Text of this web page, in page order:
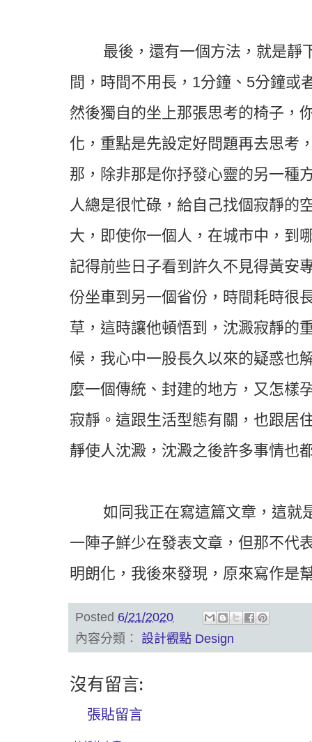
最後，還有一個方法，就是靜
間，時間不用長， 1分鐘、 5分鐘或
然後獨自的坐上那張思考的椅子，
化，重點是先設定好問題再去思考
那，除非那是你抒發心靈的另一種
人總是很忙碌，給自己找個寂靜的
大，即使你一個人，在城市中，到
記得前些日子看到許久不見得黃安
份坐車到另一個省份，時間耗時很
草，這時讓他頓悟到，沈澱寂靜的
候，我心中一股長久以來的疑惑也
麼一個傳統、封建的地方，又怎樣
寂靜。這跟生活型態有關，也跟居
靜使人沈澱，沈澱之後許多事情也
如同我正在寫這篇文章，這就
一陣子鮮少在發表文章，但那不代
明朗化，我後來發現，原來寫作是
Posted 6/21/2020
內容分類： 設計觀點 Design
沒有留言:
張貼留言